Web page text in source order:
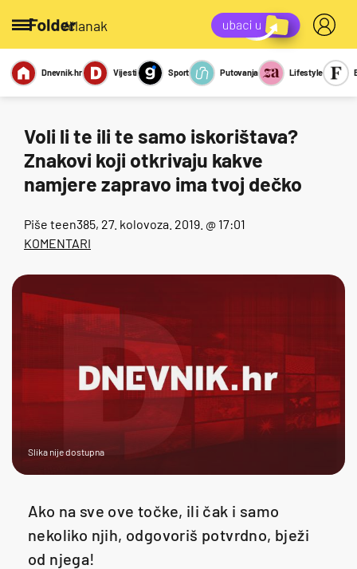
/članak
Miks Kviz
Report
Dnevnik.hr Vijesti Sport Putovanja Lifestyle
Voli li te ili te samo iskorištava?
Znakovi koji otkrivaju kakve
namjere zapravo ima tvoj dečko
Piše teen385, 27. kolovoza. 2019. @ 17:01
KOMENTARI
Slika nije dostupna
Ako na sve ove točke, ili čak i samo
nekoliko njih, odgovoriš potvrdno, bježi
od njega!